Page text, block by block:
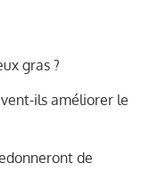
gras ?
ils améliorer le
de